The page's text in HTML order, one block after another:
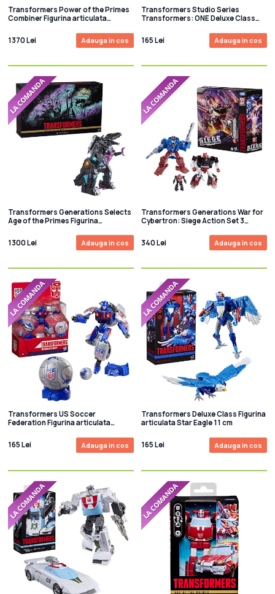
Transformers Power of the Primes
Combiner Figurina articulata
1370 Lei
Adauga in cos
Transformers Studio Series
Transformers: ONE Deluxe Class
13cm
165 Lei Adauga in cos
Transformers Generations Selects
Age of the Primes Figurina
1300 Lei
Adauga in cos
Transformers Generations War for
Cybertron: Siege Action Set 3
Counterforce Part 1
340 Lei Adauga in cos
Transformers US Soccer
Federation Figurina articulata
165 Lei
Adauga in cos
Transformers Deluxe Class Figurina
articulata Star Eagle 11 cm
165 Lei Adauga in cos